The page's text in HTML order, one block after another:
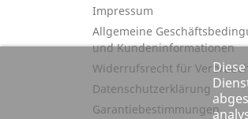
Impressum
Allgemeine
und Kundeninformationen
Widerrufsrecht für
Datenschutzerklärung
Garantiebestimmungen